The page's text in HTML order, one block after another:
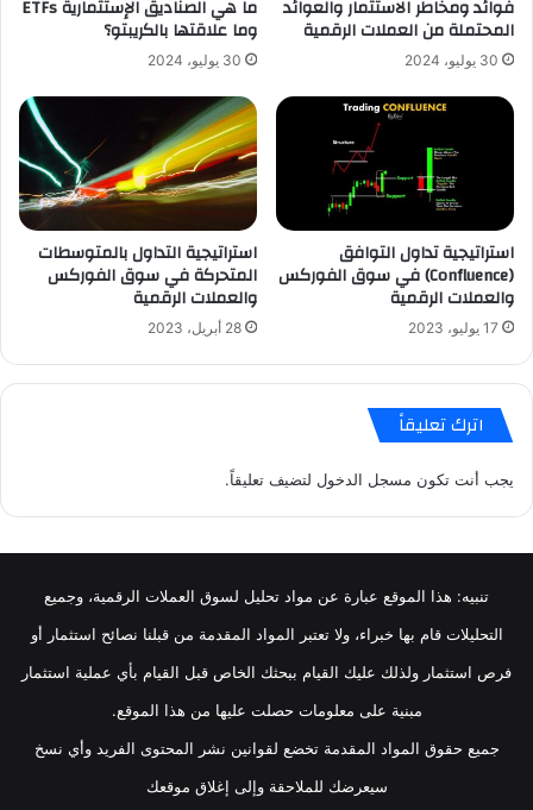
فوائد ومخاطر الاستثمار والعوائد
المحتملة من العملات الرقمية
30 يوليو، 2024
ما هي الصناديق الإستثمارية ETFs
وما علاقتها بالكريبتو؟
30 يوليو، 2024
استراتيجية تداول التوافق
(Confluence) في سوق الفوركس
والعملات الرقمية
17 يوليو، 2023
استراتيجية التداول بالمتوسطات
المتحركة في سوق الفوركس
والعملات الرقمية
28 أبريل، 2023
اترك تعليقاً
يجب أنت تكون مسجل الدخول لتضيف تعليقاً.
تنبيه: هذا الموقع عبارة عن مواد تحليل لسوق العملات الرقمية، وجميع
التحليلات قام بها خبراء، ولا تعتبر المواد المقدمة من قبلنا نصائح استثمار أو
فرص استثمار ولذلك عليك القيام ببحثك الخاص قبل القيام بأي عملية استثمار
مبنية على معلومات حصلت عليها من هذا الموقع.
جميع حقوق المواد المقدمة تخضع لقوانين نشر المحتوى الفريد وأي نسخ
سيعرضك للملاحقة وإلى إغلاق موقعك